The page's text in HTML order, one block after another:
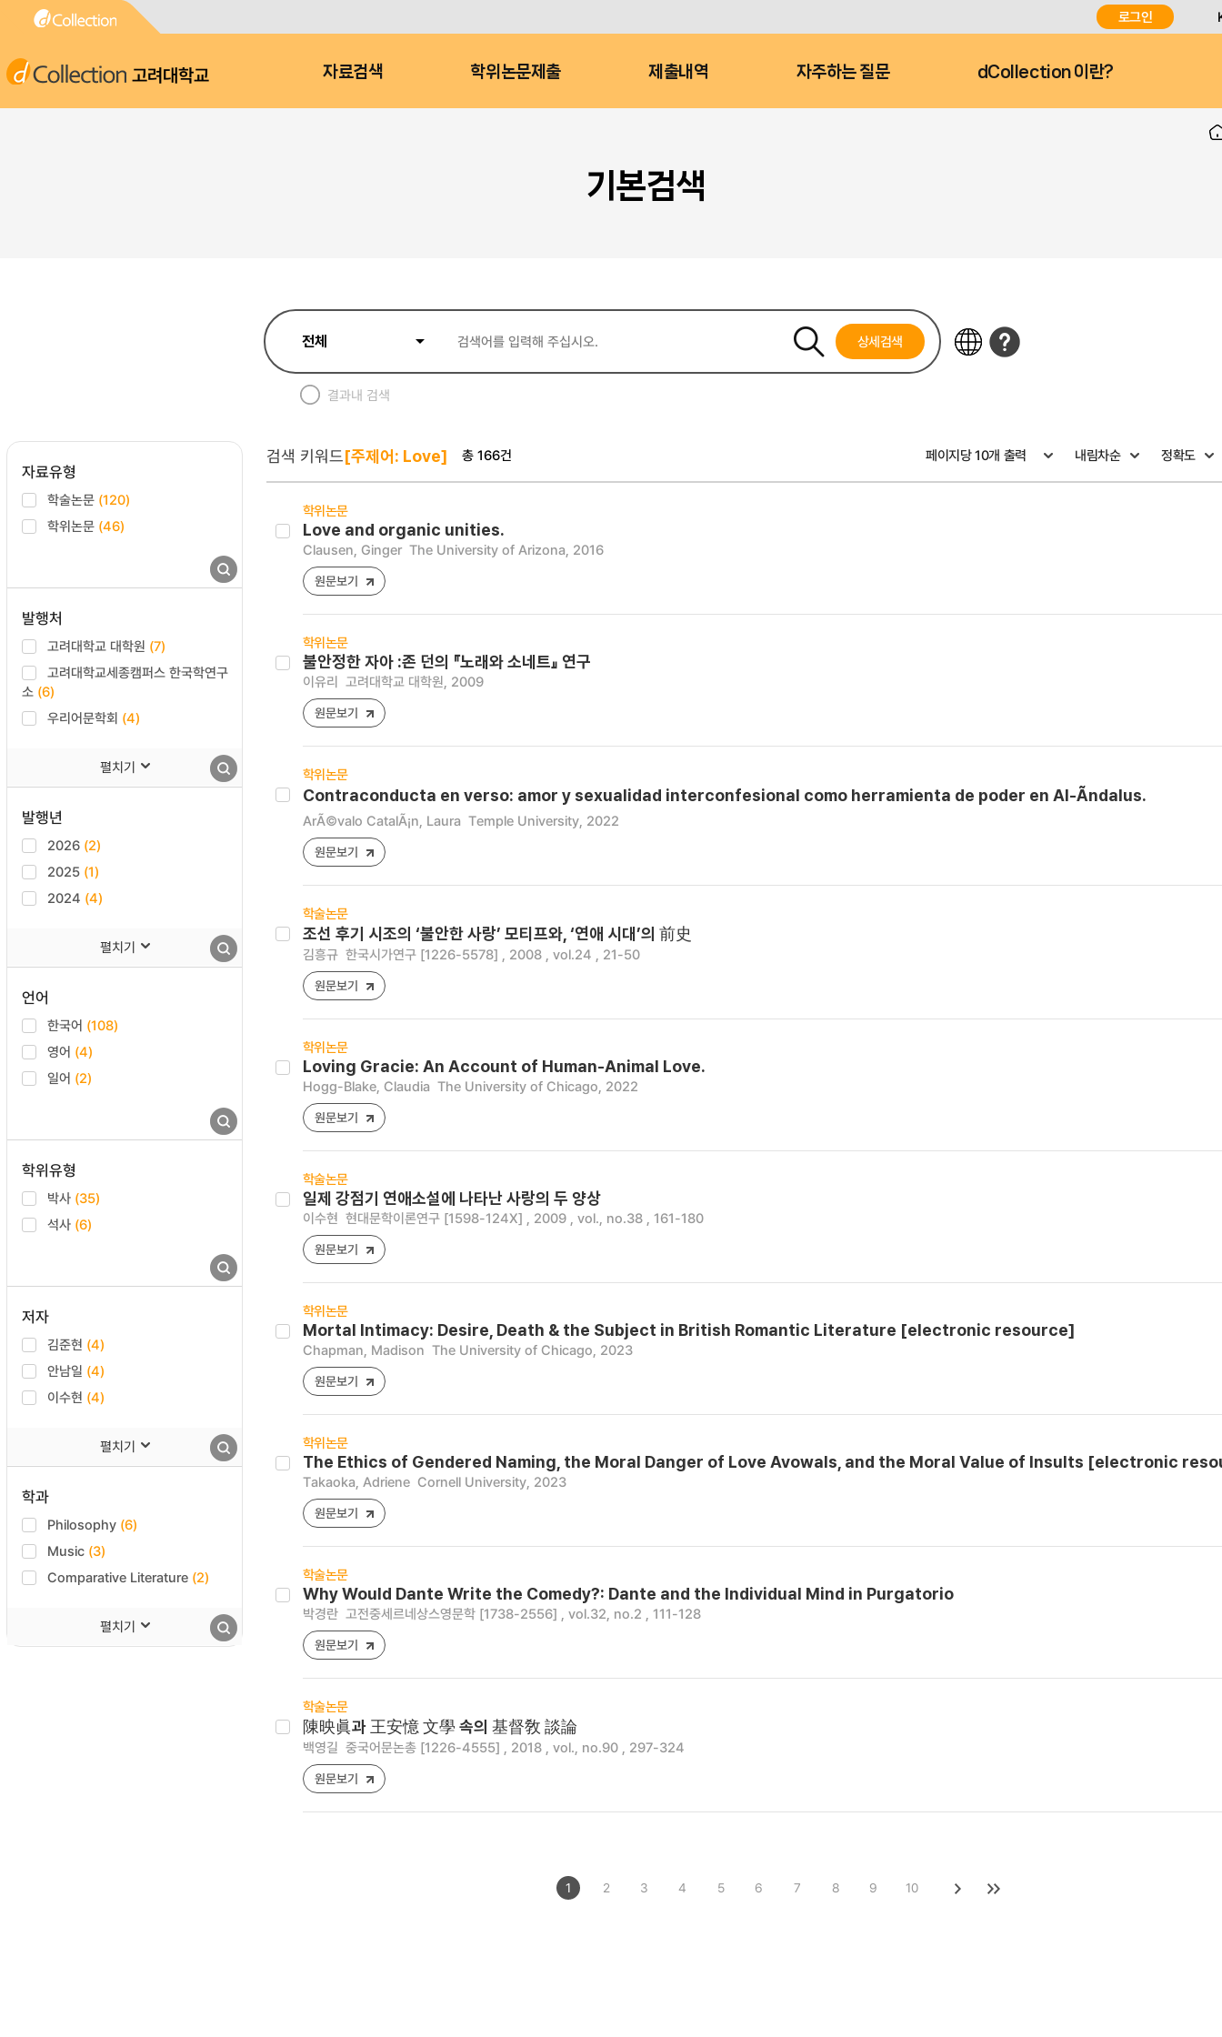
로그인
고려대학교 자료검색 학위논문제출 제출내역 자주하는 질문 dCollection 이란?
기본검색
상세검색
결과내 검색
자료유형
학술논문 (120)
학위논문 (46)
발행처
고려대학교 대학원 (7)
고려대학교세종캠퍼스 한국학연구
소 (6)
우리어문학회 (4)
펼치기
발행년
2026 (2)
2025 (1)
2024 (4)
펼치기
언어
한국어 (108)
영어 (4)
일어 (2)
학위유형
박사 (35)
석사 (6)
저자
김준현 (4)
안남일 (4)
이수현 (4)
펼치기
학과
Philosophy (6)
Music (3)
Comparative Literature (2)
펼치기
검색 키워드[주제어: Love] 총 166건
학위논문
Love and organic unities.
Clausen, Ginger The University of Arizona, 2016
원문보기
학위논문
불안정한 자아 :존 던의 『노래와 소네트』 연구
이유리 고려대학교 대학원, 2009
원문보기
학위논문
Contraconducta en verso: amor y sexualidad interconfesional como herramienta de poder en Al-Ãndalus.
ArÃ©valo CatalÃ¡n, Laura Temple University, 2022
원문보기
학술논문
조선 후기 시조의 ‘불안한 사랑’ 모티프와, ‘연애 시대’의 前史
김흥규 한국시가연구 [1226-5578] , 2008 , vol.24 , 21-50
원문보기
학위논문
Loving Gracie: An Account of Human-Animal Love.
Hogg-Blake, Claudia The University of Chicago, 2022
원문보기
학술논문
일제 강점기 연애소설에 나타난 사랑의 두 양상
이수현 현대문학이론연구 [1598-124X] , 2009 , vol., no.38 , 161-180
원문보기
학위논문
Mortal Intimacy: Desire, Death & the Subject in British Romantic Literature [electronic resource]
Chapman, Madison The University of Chicago, 2023
원문보기
학위논문
The Ethics of Gendered Naming, the Moral Danger of Love Avowals, and the Moral Value of Insults [electronic
Takaoka, Adriene Cornell University, 2023
원문보기
학술논문
Why Would Dante Write the Comedy?: Dante and the Individual Mind in Purgatorio
박경란 고전중세르네상스영문학 [1738-2556] , vol.32, no.2 , 111-128
원문보기
학술논문
陳映眞과 王安憶 文學 속의 基督敎 談論
백영길 중국어문논총 [1226-4555] , 2018 , vol., no.90 , 297-324
원문보기
1 2 3 4 5 6 7 8 9 10